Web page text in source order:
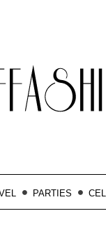
PARTIES